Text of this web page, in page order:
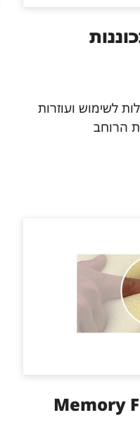
לשימוש ועוזרות
הרוחב